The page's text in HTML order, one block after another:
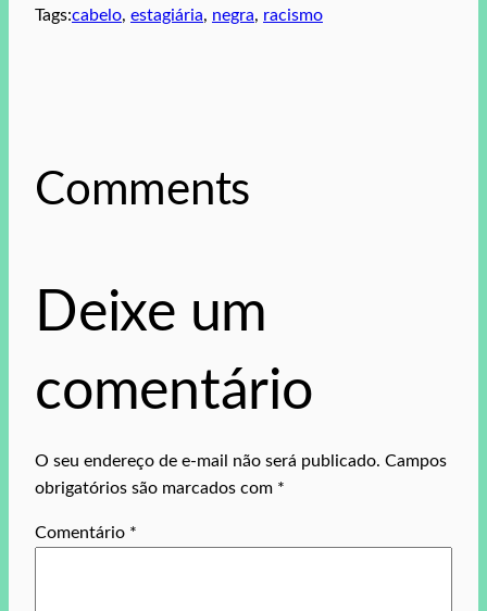
Tags:cabelo, estagiária, negra, racismo
Comments
Deixe um
comentário
O seu endereço de e-mail não será publicado. Campos
obrigatórios são marcados com *
Comentário *